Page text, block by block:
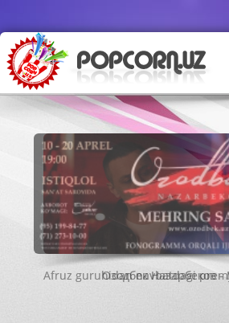
Озодбек Назарбеков